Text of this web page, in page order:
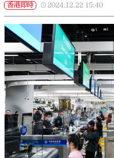
香港即時 2024.12.22 15:40